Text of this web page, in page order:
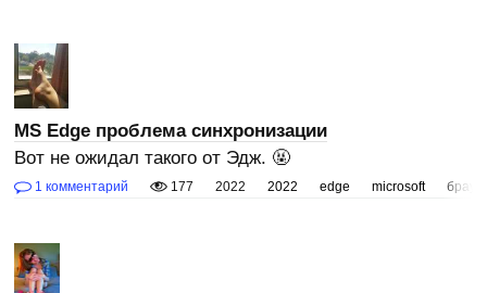
MS Edge проблема синхронизации
Вот не ожидал такого от Эдж. 🤬
1 комментарий 177 2022 2022 edge microsoft